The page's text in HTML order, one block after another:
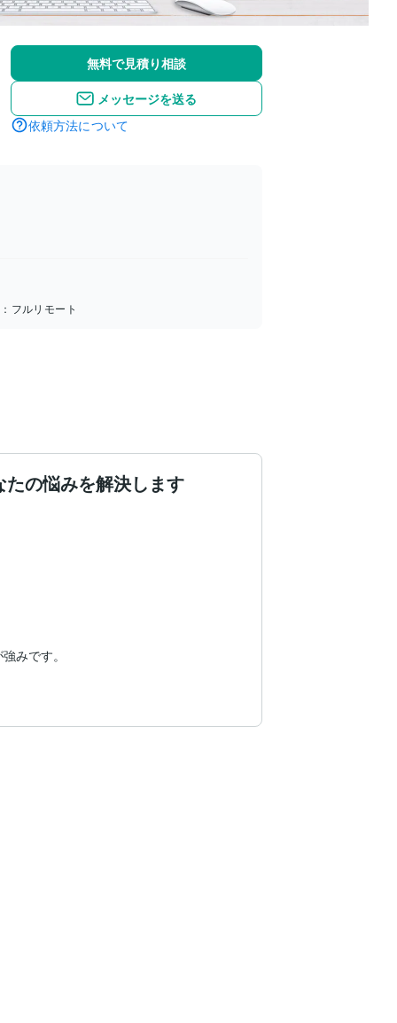
無料で見積り相談
メッセージを送る
依頼方法について
フルリモート
の悩みを解決します
みです。
ることを大切にしています。